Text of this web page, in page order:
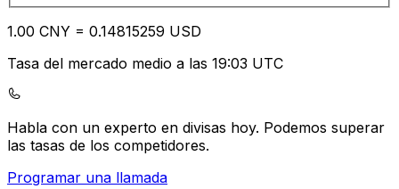
1.00 CNY = 0.14815259 USD
Tasa del mercado medio a las 19:03 UTC
Habla con un experto en divisas hoy. Podemos superar
las tasas de los competidores.
Programar una llamada